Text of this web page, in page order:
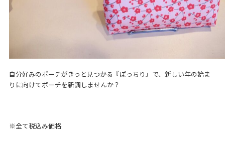
自分好みのポーチがきっと見つかる『ぽっちり』で、新しい年の始ま
りに向けてポーチを新調しませんか？
※全て税込み価格